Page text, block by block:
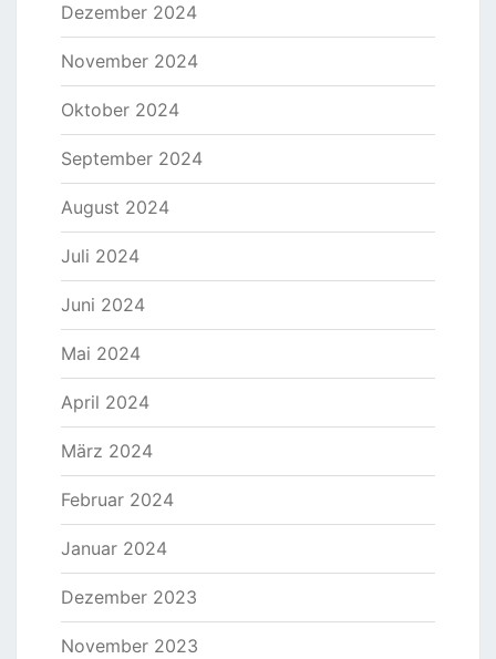
Dezember 2024
November 2024
Oktober 2024
September 2024
August 2024
Juli 2024
Juni 2024
Mai 2024
April 2024
März 2024
Februar 2024
Januar 2024
Dezember 2023
November 2023